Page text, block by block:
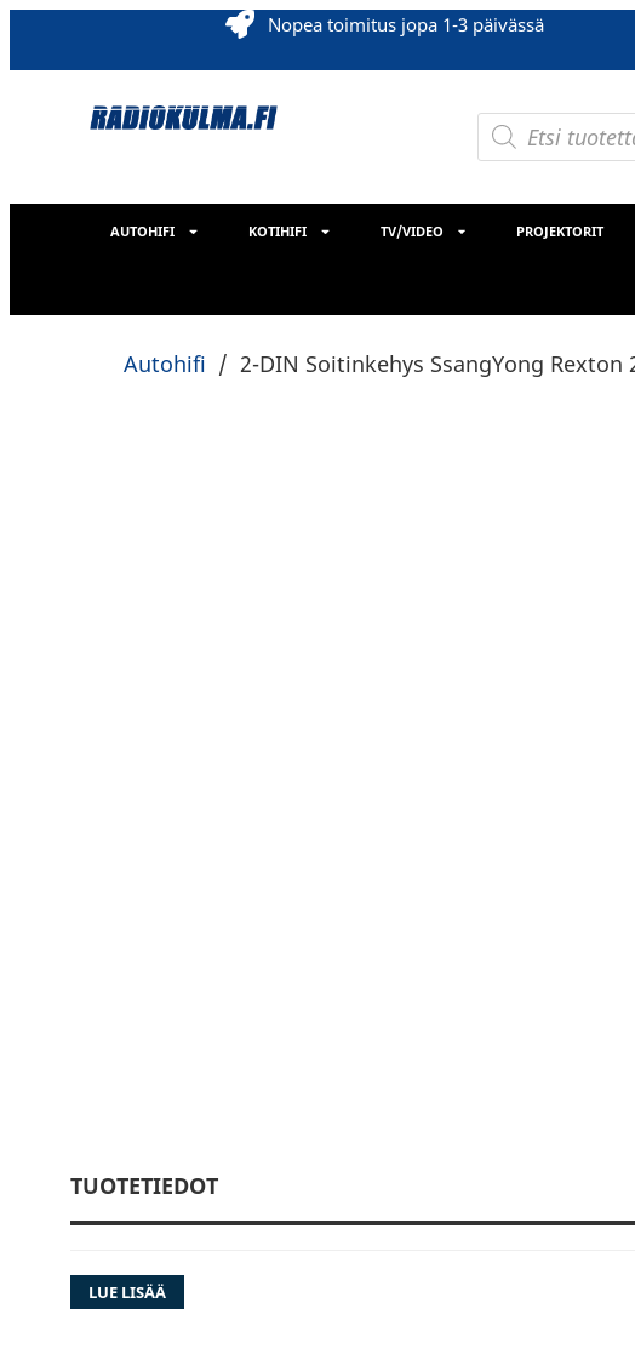
Nopea toimitus jopa 1-3 päivässä
AUTOHIFI KOTIHIFI TV/VIDEO PROJEKTORIT
Autohifi / 2-DIN Soitinkehys SsangYong Rexton
TUOTETIEDOT
LUE LISÄÄ